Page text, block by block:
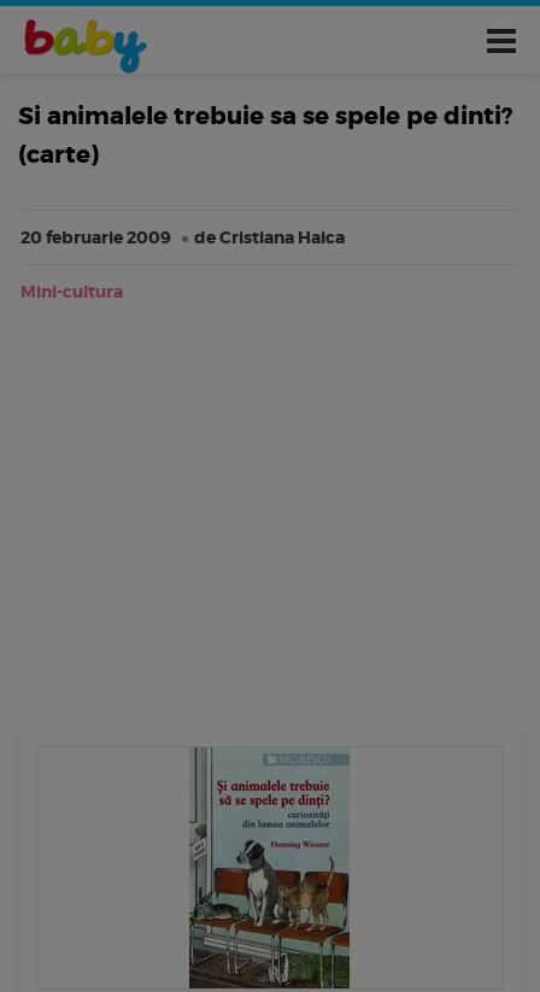
Si animalele trebuie sa se spele pe dinti?
(carte)
20 februarie 2009 de Cristiana Haica
Mini-cultura